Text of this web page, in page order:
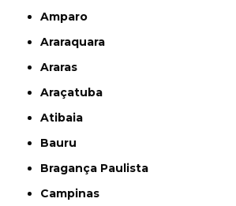
Amparo
Araraquara
Araras
Araçatuba
Atibaia
Bauru
Bragança Paulista
Campinas